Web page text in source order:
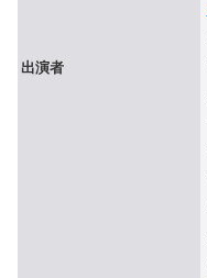
出演者